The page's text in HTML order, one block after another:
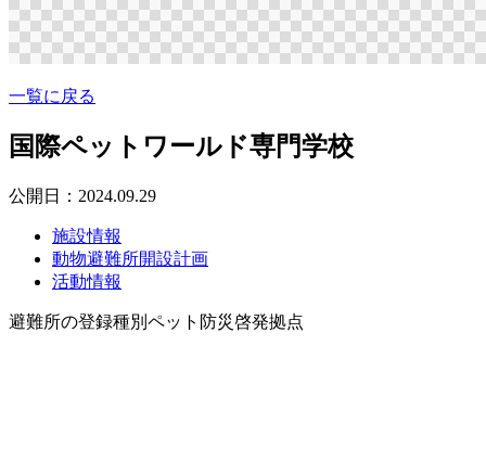
一覧に戻る
国際ペットワールド専門学校
公開日：2024.09.29
施設情報
動物避難所開設計画
活動情報
避難所の登録種別 ペット防災啓発拠点